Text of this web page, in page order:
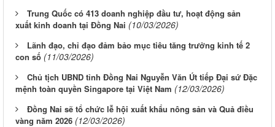
Trung Quốc có 413 doanh nghiệp đầu tư, hoạt động sản
xuất kinh doanh tại Đồng Nai (10/03/2026)
Lãnh đạo, chỉ đạo đảm bảo mục tiêu tăng trưởng kinh tế 2
con số (11/03/2026)
Chủ tịch UBND tỉnh Đồng Nai Nguyễn Văn Út tiếp Đại sứ Đặc
mệnh toàn quyền Singapore tại Việt Nam (12/03/2026)
Đồng Nai sẽ tổ chức lễ hội xuất khẩu nông sản và Quả điều
vàng năm 2026 (12/03/2026)